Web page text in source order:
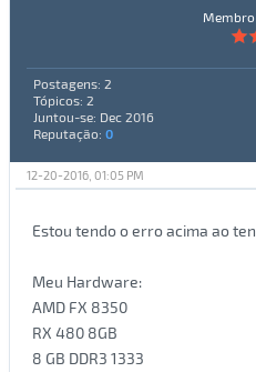
Postagens: 2
Tópicos: 2
Juntou-se: Dec 2016
Reputação: 0
12-20-2016, 01:05 PM
Estou tendo o erro acima ao
Meu Hardware:
AMD FX 8350
RX 480 8GB
8 GB DDR3 1333